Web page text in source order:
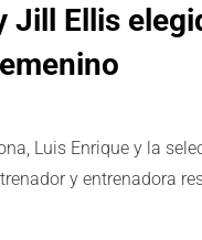
Jill Ellis
Luis Enrique y la
y entrenadora